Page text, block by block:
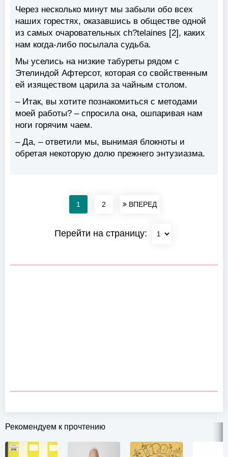
Через несколько минут мы забыли обо всех
наших горестях, оказавшись в обществе одной
из самых очаровательных ch?telaines [2], каких
нам когда-либо посылала судьба.
Мы уселись на низкие табуреты рядом с
Этелиндой Афтерсот, которая со свойственным
ей изяществом царила за чайным столом.
– Итак, вы хотите познакомиться с методами
моей работы? – спросила она, ошпаривая нам
ноги горячим чаем.
– Да, – ответили мы, вынимая блокноты и
обретая некоторую долю прежнего энтузиазма.
1 2 ВПЕРЕД
Перейти на страницу:
Рекомендуем к прочтению